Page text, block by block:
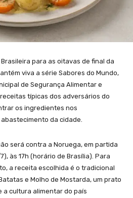
para as oitavas de final da
viva a série Sabores do Mundo,
de Segurança Alimentar e
típicas dos adversários do
os ingredientes nos
da cidade.
será contra a Noruega, em partida
às 17h (horário de Brasília). Para
a receita escolhida é o tradicional
e Molho de Mostarda, um prato
a cultura alimentar do país